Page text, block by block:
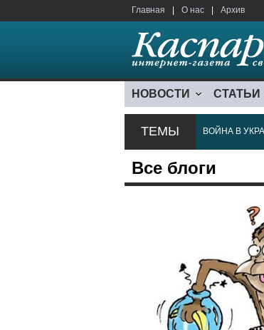
Главная О нас Архив
НОВОСТИ СТАТЬИ
ТЕМЫ ВОЙНА В
Все блоги